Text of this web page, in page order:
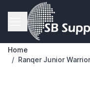
Ga naar de inhoud
Home
/ Ranqer Junior